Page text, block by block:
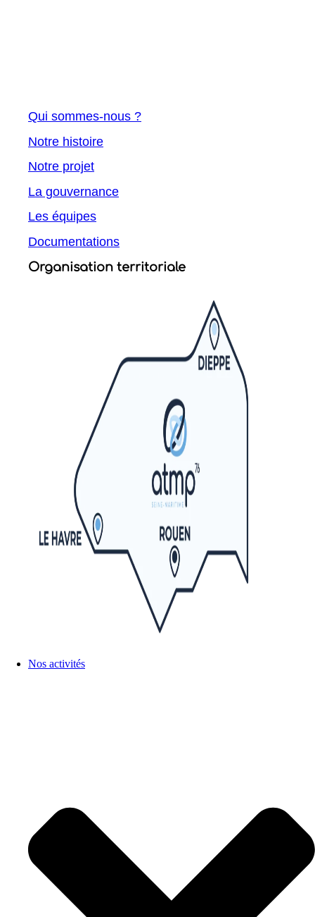
Qui sommes-nous ?
Notre histoire
Notre projet
La gouvernance
Les équipes
Documentations
Organisation territoriale
Nos activités